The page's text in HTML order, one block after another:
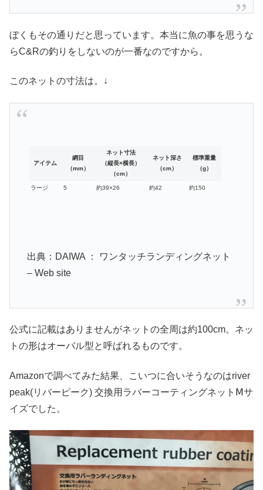
ぼくもその通りだと思っています。本当に魚の事を思うな
らC&Rの釣りをしないのが一番なのですから。
このネットの寸法は。↓
アイテム
網目
（mm）
ネット寸法
（縦長×横長）
（cm）
ネット深さ
（cm）
標準重量
（g）
ラージ 5 約39×26 約42 約150
出典：DAIWA ： ワンタッチランディングネット
– Web site
公式に記載はありませんがネットの全周は約100cm。ネッ
トの形はオーバル型と呼ばれるものです。
Amazonで調べてみた結果、こいつに合いそうなのはriver
peak(リバーピーク) 交換用ラバーコーティングネットⅯサ
イズでした。